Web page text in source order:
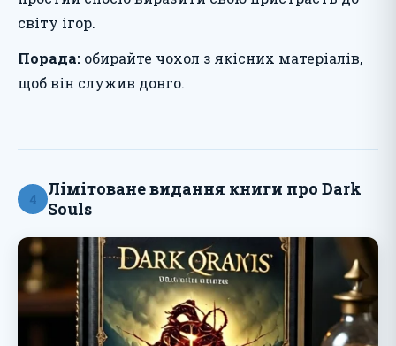
світу ігор.
Порада: обирайте чохол з якісних матеріалів,
щоб він служив довго.
4
Лімітоване видання книги про Dark
Souls